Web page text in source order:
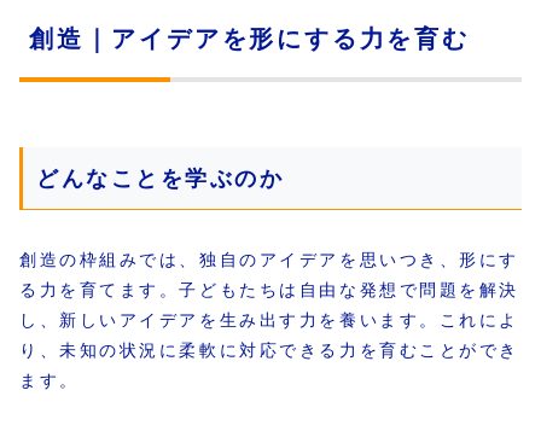
創造｜アイデアを形にする力を育む
どんなことを学ぶのか
創造の枠組みでは、独自のアイデアを思いつき、形にす
る力を育てます。子どもたちは自由な発想で問題を解決
し、新しいアイデアを生み出す力を養います。これによ
り、未知の状況に柔軟に対応できる力を育むことができ
ます。